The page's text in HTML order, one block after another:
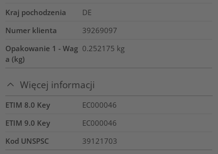
Kraj pochodzenia
DE
Numer klienta
39269097
Opakowanie 1 - Wag
a (kg)
0.252175 kg
Więcej informacji
ETIM 8.0 Key
EC000046
ETIM 9.0 Key
EC000046
Kod UNSPSC
39121703